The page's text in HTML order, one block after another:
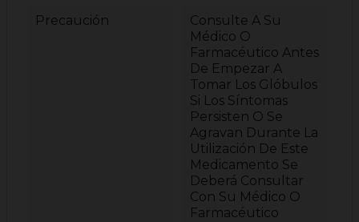
Precaución
Consulte A Su
Médico O
Farmacéutico Antes
De Empezar A
Tomar Los Glóbulos
Si Los Síntomas
Persisten O Se
Agravan Durante La
Utilización De Este
Medicamento Se
Deberá Consultar
Con Su Médico O
Farmacéutico